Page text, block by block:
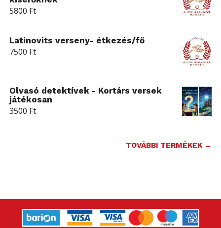
5800 Ft
Latinovits verseny- étkezés/fő
7500 Ft
Olvasó detektívek - Kortárs versek
játékosan
3500 Ft
TOVÁBBI TERMÉKEK →